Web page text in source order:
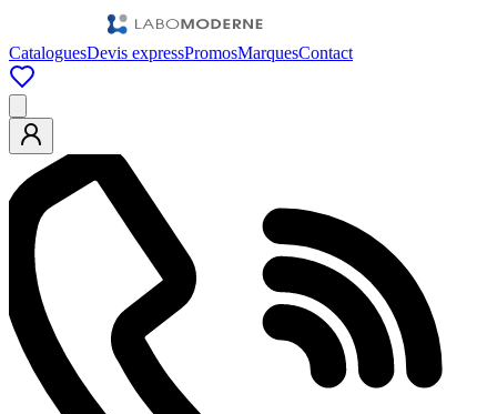
CataloguesDevis expressPromosMarquesContact